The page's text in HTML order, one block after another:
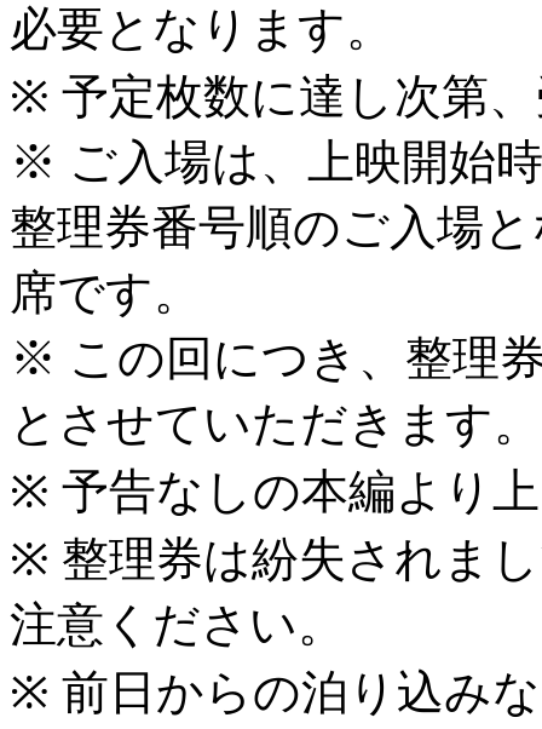
必要となります。
※ 予定枚数に達し次第
※ ご入場は、上映開始
整理券番号順のご入場
席です。
※ この回につき、整理
とさせていただきます。
※ 予告なしの本編より
※ 整理券は紛失されま
注意ください。
※ 前日からの泊り込み